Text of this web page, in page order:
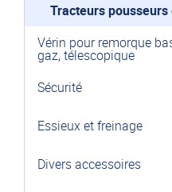
Tracteurs
Vérin pour remorque
gaz, télescopique
Sécurité
Essieux et freinage
Divers accessoires